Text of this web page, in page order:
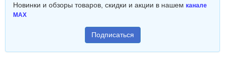
Новинки и обзоры товаров, скидки и акции в нашем канале
MAX
Подписаться